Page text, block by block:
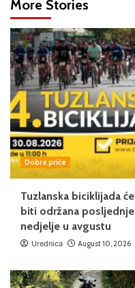
More Stories
Dobre priče
Tuzlanska biciklijada će
biti održana posljednje
nedjelje u avgustu
Urednica August 10, 2026